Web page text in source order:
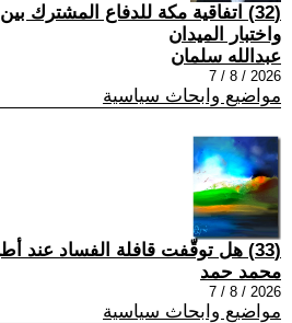
(32) اتفاقية مكة للدفاع المشترك
واختبار الميدان
عبدالله سلمان
2026 / 8 / 7
مواضيع وابحاث سياسية
(33) هل توقّفت قافلة الفساد عند أطراف بغداد؟
محمد حمد
2026 / 8 / 7
مواضيع وابحاث سياسية